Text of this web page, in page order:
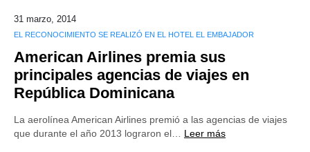
31 marzo, 2014
EL RECONOCIMIENTO SE REALIZÓ EN EL HOTEL EL EMBAJADOR
American Airlines premia sus
principales agencias de viajes en
República Dominicana
La aerolínea American Airlines premió a las agencias de viajes
que durante el año 2013 lograron el… Leer más